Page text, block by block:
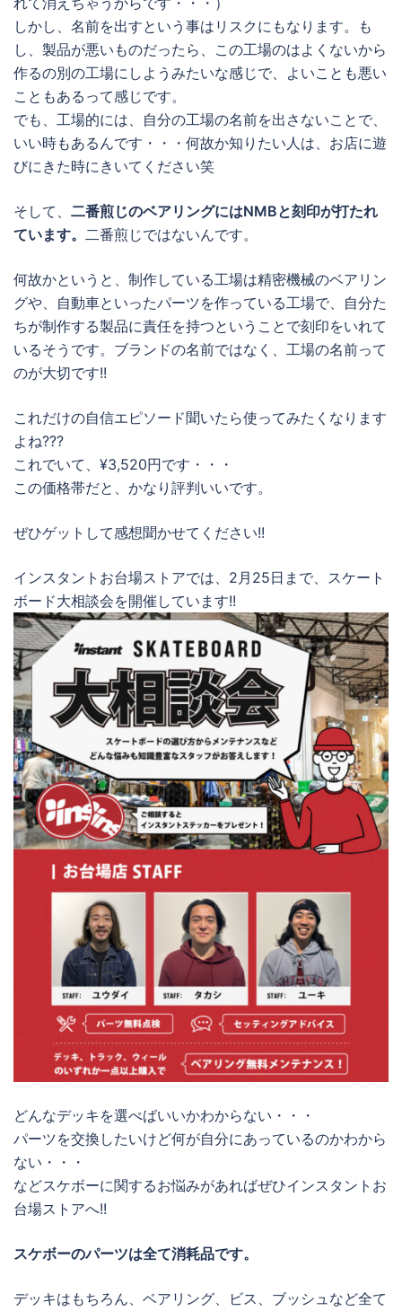
しかし、名前を出すという事はリスクにもなります。も
し、製品が悪いものだったら、この工場のはよくないから
作るの別の工場にしようみたいな感じで、よいことも悪い
こともあるって感じです。
でも、工場的には、自分の工場の名前を出さないことで、
いい時もあるんです・・・何故か知りたい人は、お店に遊
びにきた時にきいてください笑
そして、 二番煎じのベアリングにはNMBと刻印が打たれ
ています。 二番煎じではないんです。
何故かというと、制作している工場は精密機械のベアリン
グや、自動車といったパーツを作っている工場で、自分た
ちが制作する製品に責任を持つということで刻印をいれて
いるそうです。ブランドの名前ではなく、工場の名前って
のが大切です!!
これだけの自信エピソード聞いたら使ってみたくなります
よね???
これでいて、¥3,520円です・・・
この価格帯だと、かなり評判いいです。
ぜひゲットして感想聞かせてください!!
インスタントお台場ストアでは、2月25日まで、スケート
ボード大相談会を開催しています!!
どんなデッキを選べばいいかわからない・・・
パーツを交換したいけど何が自分にあっているのかわから
ない・・・
などスケボーに関するお悩みがあればぜひインスタントお
台場ストアへ!!
スケボーのパーツは全て消耗品です。
デッキはもちろん、ベアリング、ビス、ブッシュなど全て